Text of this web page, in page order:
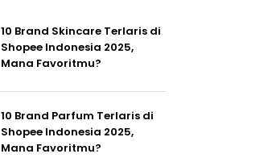
10 Brand Skincare Terlaris di
Shopee Indonesia 2025,
Mana Favoritmu?
10 Brand Parfum Terlaris di
Shopee Indonesia 2025,
Mana Favoritmu?